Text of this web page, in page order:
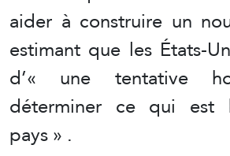
aider à construire un
estimant que les États-
d’« une tentative
déterminer ce qui
pays » .